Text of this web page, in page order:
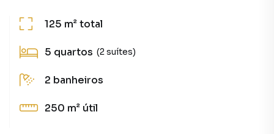
125 m²total
5 quartos (2 suítes)
2 banheiros
250 m² útil